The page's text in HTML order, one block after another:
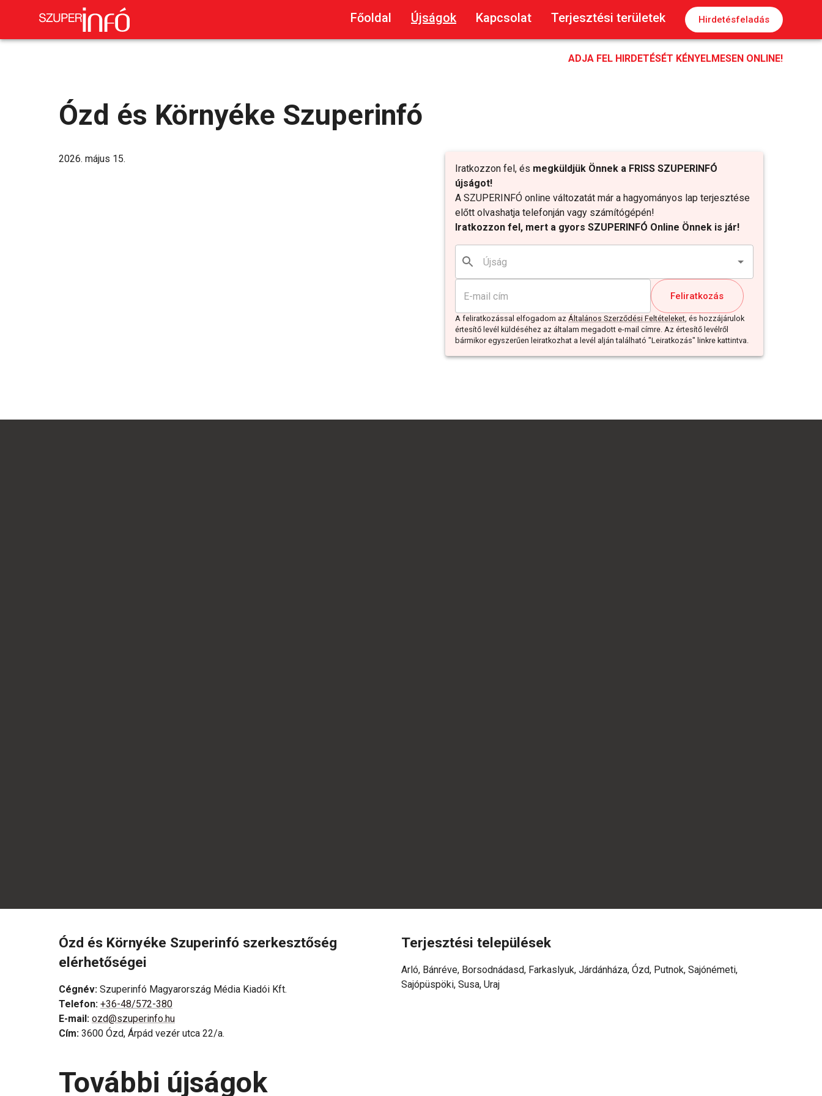
Főoldal Újságok Kapcsolat Terjesztési területek Hirdetésfeladás
ADJA FEL HIRDETÉSÉT KÉNYELMESEN ONLINE!
Ózd és Környéke Szuperinfó
Iratkozzon fel, és megküldjük Önnek a FRISS SZUPERINFÓ
újságot!
A SZUPERINFÓ online változatát már a hagyományos lap terjesztése
előtt olvashatja telefonján vagy számítógépén!
Iratkozzon fel, mert a gyors SZUPERINFÓ Online Önnek is jár!
Feliratkozás
A feliratkozással elfogadom az Általános Szerződési Feltételeket, és hozzájárulok
értesítő levél küldéséhez az általam megadott e-mail címre. Az értesítő levélről
bármikor egyszerűen leiratkozhat a levél alján található "Leiratkozás" linkre kattintva.
2026. május 15.
Ózd és Környéke Szuperinfó szerkesztőség
elérhetőségei
Cégnév: Szuperinfó Magyarország Média Kiadói Kft.
Telefon: +36-48/572-380
E-mail: ozd@szuperinfo.hu
Cím: 3600 Ózd, Árpád vezér utca 22/a.
Terjesztési települések
Arló, Bánréve, Borsodnádasd, Farkaslyuk, Járdánháza, Ózd, Putnok, Sajónémeti,
Sajópüspöki, Susa, Uraj
További újságok